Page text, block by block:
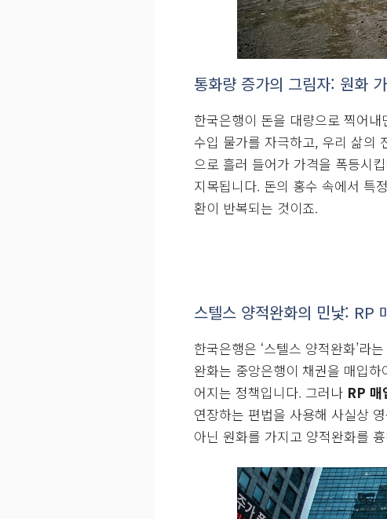
통화량 증가의 그림자: 원화
한국은행이 돈을 대량으로 찍어
수입 물가를 자극하고, 우리 삶의
으로 흘러 들어가 가격을 폭등시
지목됩니다. 돈의 홍수 속에서 특
환이 반복되는 것이죠.